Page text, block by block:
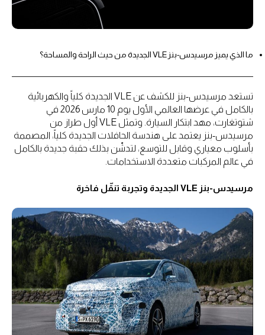
ما الذي يميز مرسيدس-بنز VLE الجديدة من حيث الراحة والمساحة؟
تستعد مرسيدس-بنز للكشف عن VLE الجديدة كلياً والكهربائية
بالكامل في عرضها العالمي الأول يوم 10 مارس 2026 في
شتوتغارت، مهد ابتكار السيارة. وتمثل VLE أول طراز من
مرسيدس-بنز يعتمد على هندسة الحافلات الجديدة كلياً، المصممة
بأسلوب معياري وقابل للتوسع، لتدشّن بذلك حقبة جديدة بالكامل
في عالم المركبات متعددة الاستخدامات.
مرسيدس-بنز VLE الجديدة وتجربة تنقّل فاخرة